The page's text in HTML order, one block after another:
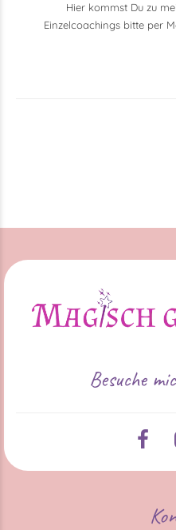
Hier kommst Du zu
Einzelcoachings bitte per
Besuche